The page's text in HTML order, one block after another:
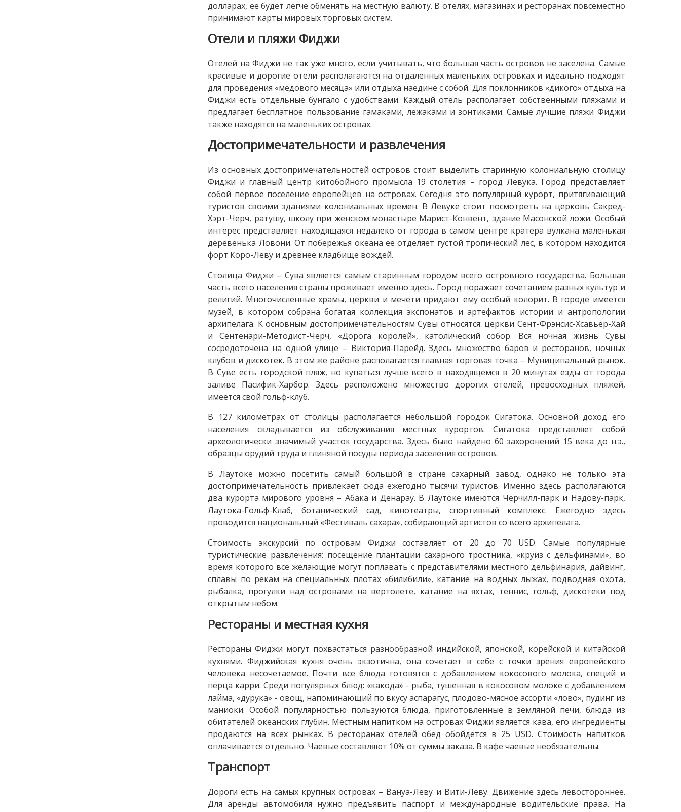
долларах, ее будет легче обменять на местную валюту. В отелях, магазинах и ресторанах повсеместно
принимают карты мировых торговых систем.
Отели и пляжи Фиджи
Отелей на Фиджи не так уже много, если учитывать, что большая часть островов не заселена. Самые
красивые и дорогие отели располагаются на отдаленных маленьких островках и идеально подходят
для проведения «медового месяца» или отдыха наедине с собой. Для поклонников «дикого» отдыха на
Фиджи есть отдельные бунгало с удобствами. Каждый отель располагает собственными пляжами и
предлагает бесплатное пользование гамаками, лежаками и зонтиками. Самые лучшие пляжи Фиджи
также находятся на маленьких островах.
Достопримечательности и развлечения
Из основных достопримечательностей островов стоит выделить старинную колониальную столицу
Фиджи и главный центр китобойного промысла 19 столетия – город Левука. Город представляет
собой первое поселение европейцев на островах. Сегодня это популярный курорт, притягивающий
туристов своими зданиями колониальных времен. В Левуке стоит посмотреть на церковь Сакред-
Хэрт-Черч, ратушу, школу при женском монастыре Марист-Конвент, здание Масонской ложи. Особый
интерес представляет находящаяся недалеко от города в самом центре кратера вулкана маленькая
деревенька Ловони. От побережья океана ее отделяет густой тропический лес, в котором находится
форт Коро-Леву и древнее кладбище вождей.
Столица Фиджи – Сува является самым старинным городом всего островного государства. Большая
часть всего населения страны проживает именно здесь. Город поражает сочетанием разных культур и
религий. Многочисленные храмы, церкви и мечети придают ему особый колорит. В городе имеется
музей, в котором собрана богатая коллекция экспонатов и артефактов истории и антропологии
архипелага. К основным достопримечательностям Сувы относятся: церкви Сент-Фрэнсис-Хсавьер-Хай
и Сентенари-Методист-Черч, «Дорога королей», католический собор. Вся ночная жизнь Сувы
сосредоточена на одной улице – Виктория-Парейд. Здесь множество баров и ресторанов, ночных
клубов и дискотек. В этом же районе располагается главная торговая точка – Муниципальный рынок.
В Суве есть городской пляж, но купаться лучше всего в находящемся в 20 минутах езды от города
заливе Пасифик-Харбор. Здесь расположено множество дорогих отелей, превосходных пляжей,
имеется свой гольф-клуб.
В 127 километрах от столицы располагается небольшой городок Сигатока. Основной доход его
населения складывается из обслуживания местных курортов. Сигатока представляет собой
археологически значимый участок государства. Здесь было найдено 60 захоронений 15 века до н.э.,
образцы орудий труда и глиняной посуды периода заселения островов.
В Лаутоке можно посетить самый большой в стране сахарный завод, однако не только эта
достопримечательность привлекает сюда ежегодно тысячи туристов. Именно здесь располагаются
два курорта мирового уровня – Абака и Денарау. В Лаутоке имеются Черчилл-парк и Надову-парк,
Лаутока-Гольф-Клаб, ботанический сад, кинотеатры, спортивный комплекс. Ежегодно здесь
проводится национальный «Фестиваль сахара», собирающий артистов со всего архипелага.
Стоимость экскурсий по островам Фиджи составляет от 20 до 70 USD. Самые популярные
туристические развлечения: посещение плантации сахарного тростника, «круиз с дельфинами», во
время которого все желающие могут поплавать с представителями местного дельфинария, дайвинг,
сплавы по рекам на специальных плотах «билибили», катание на водных лыжах, подводная охота,
рыбалка, прогулки над островами на вертолете, катание на яхтах, теннис, гольф, дискотеки под
открытым небом.
Рестораны и местная кухня
Рестораны Фиджи могут похвастаться разнообразной индийской, японской, корейской и китайской
кухнями. Фиджийская кухня очень экзотична, она сочетает в себе с точки зрения европейского
человека несочетаемое. Почти все блюда готовятся с добавлением кокосового молока, специй и
перца карри. Среди популярных блюд: «какода» - рыба, тушенная в кокосовом молоке с добавлением
лайма, «дурука» - овощ, напоминающий по вкусу аспарагус, плодово-мясное ассорти «лово», пудинг из
маниоки. Особой популярностью пользуются блюда, приготовленные в земляной печи, блюда из
обитателей океанских глубин. Местным напитком на островах Фиджи является кава, его ингредиенты
продаются на всех рынках. В ресторанах отелей обед обойдется в 25 USD. Стоимость напитков
оплачивается отдельно. Чаевые составляют 10% от суммы заказа. В кафе чаевые необязательны.
Транспорт
Дороги есть на самых крупных островах – Вануа-Леву и Вити-Леву. Движение здесь левостороннее.
Для аренды автомобиля нужно предъявить паспорт и международные водительские права. На